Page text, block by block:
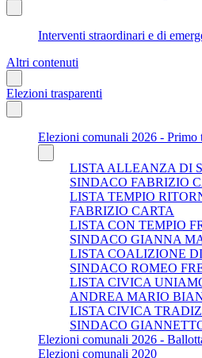
Interventi straordinari e di
Altri contenuti
Elezioni trasparenti
Elezioni comunali 2026 - Primo
LISTA ALLEANZA DI
SINDACO FABRIZIO
LISTA TEMPIO
FABRIZIO CARTA
LISTA CON TEMPIO
SINDACO GIANNA
LISTA COALIZIONE
SINDACO ROMEO
LISTA CIVICA
ANDREA MARIO
LISTA CIVICA
SINDACO
Elezioni comunali 2026 -
Elezioni comunali 2020